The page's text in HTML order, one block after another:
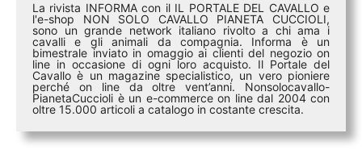
La rivista INFORMA con il IL PORTALE DEL CAVALLO e
l'e-shop NON SOLO CAVALLO PIANETA CUCCIOLI,
sono un grande network italiano rivolto a chi ama i
cavalli e gli animali da compagnia. Informa è un
bimestrale inviato in omaggio ai clienti del negozio on
line in occasione di ogni loro acquisto. Il Portale del
Cavallo è un magazine specialistico, un vero pioniere
perché on line da oltre vent’anni. Nonsolocavallo-
PianetaCuccioli è un e-commerce on line dal 2004 con
oltre 15.000 articoli a catalogo in costante crescita.